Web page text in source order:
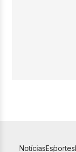
NotíciasEsportes